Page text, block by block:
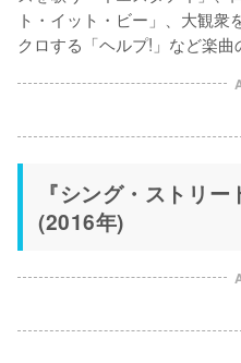
ト・イット・ビー」、大観
クロする「ヘルプ!」など楽曲
『シング・ストリー
(2016年)